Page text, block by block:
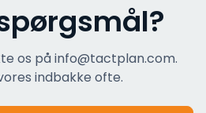
os på info@tactplan.com.
indbakke ofte.